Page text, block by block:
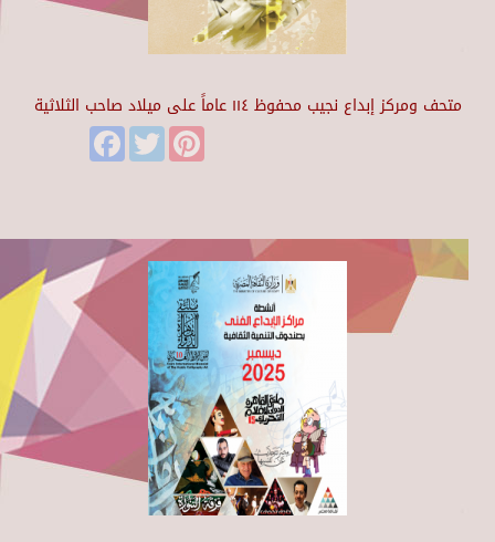
متحف ومركز إبداع نجيب محفوظ ١١٤ عاماً على ميلاد صاحب الثلاثية
FacebookTwitter